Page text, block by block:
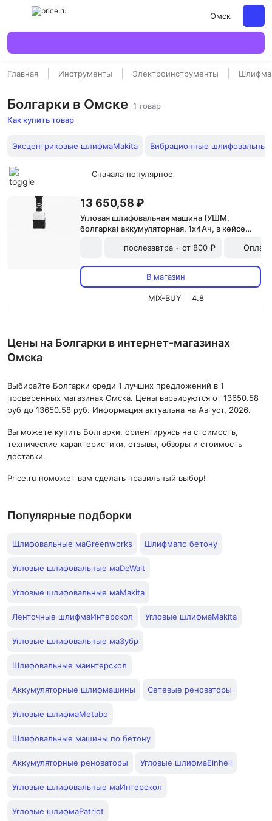
Омск
Главная Инструменты Электроинструменты
Болгарки в Омске 1 товар
Как купить товар
Эксцентриковые шлифмаMakita Вибрационные
Сначала популярное
13 650,58 ₽
Угловая шлифовальная машина (УШМ,
болгарка) аккумуляторная, 1х4Ач, в кейсе
послезавтра • от 800 ₽
В магазин
MIX-BUY 4.8
Цены на Болгарки в интернет-магазинах
Омска
Выбирайте Болгарки среди 1 лучших предложений в 1
проверенных магазинах Омска. Цены варьируются от 13650.58
руб до 13650.58 руб. Информация актуальна на Август, 2026.
Вы можете купить Болгарки, ориентируясь на стоимость,
технические характеристики, отзывы, обзоры и стоимость
доставки.
Price.ru поможет вам сделать правильный выбор!
Популярные подборки
Шлифовальные маGreenworks Шлифмапо бетону
Угловые шлифовальные маDeWalt
Угловые шлифовальные маMakita
Ленточные шлифмаИнтерскол Угловые шлифмаMakita
Угловые шлифовальные маЗубр
Шлифовальные маинтерскол
Аккумуляторные шлифмашины Сетевые реноваторы
Угловые шлифмаMetabo
Шлифовальные машины по бетону
Аккумуляторные реноваторы Угловые шлифмаEinhell
Угловые шлифовальные маИнтерскол
Угловые шлифмаPatriot